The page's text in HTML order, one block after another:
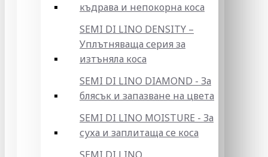
къдрава и непокорна коса
SEMI DI LINO DENSITY –
Уплътняваща серия за
изтъняла коса
SEMI DI LINO DIAMOND - За
блясък и запазване на цвета
SEMI DI LINO MOISTURE - За
суха и заплитаща се коса